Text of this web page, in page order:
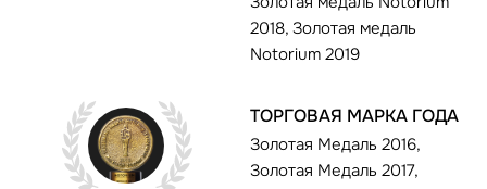
2018, Золотая медаль
Notorium 2019
ТОРГОВАЯ МАРКА ГОДА
Золотая Медаль 2016,
Золотая Медаль 2017,